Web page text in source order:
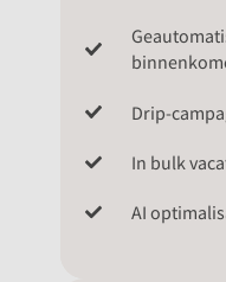
Drip-
In bulk
AI